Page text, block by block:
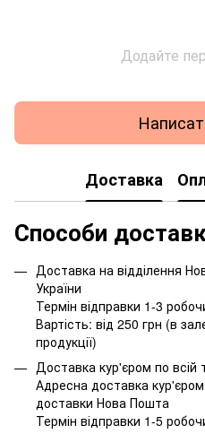
Додайте
Доставка
Способи
Доставка на відділення
України
Термін відправки 1-3
Вартість: від 250 грн (в
продукції)
Доставка кур'єром по всій
Адресна доставка
доставки Нова Пошта
Термін відправки 1-5